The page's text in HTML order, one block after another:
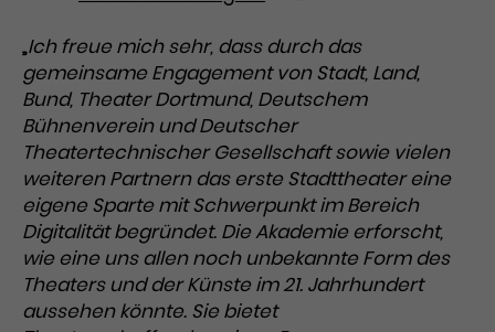
Zweck
pro Minute an Google Analytics
gesendet. Solange es gesetzt ist,
werden bestimmte
Datenübertragungen
unterbunden.
Name IDE
Anbieter Google / DoubleClick
Laufzeit 1 Jahr
Zweck
Dieses Cookie dient der Anzeige
personalisierter Werbung und
misst die Wirksamkeit von
„Ich freue mich sehr, dass durch das
gemeinsame Engagement von Stadt, Land,
Bund, Theater Dortmund, Deutschem
Bühnenverein und Deutscher
Theatertechnischer Gesellschaft sowie vielen
weiteren Partnern das erste Stadttheater eine
eigene Sparte mit Schwerpunkt im Bereich
Digitalität begründet. Die Akademie erforscht,
wie eine uns allen noch unbekannte Form des
Theaters und der Künste im 21. Jahrhundert
aussehen könnte. Sie bietet